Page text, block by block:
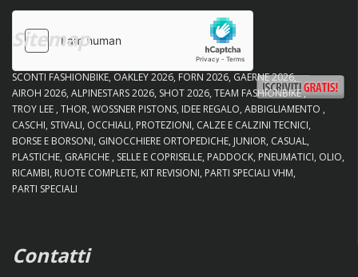
Sitemap
SCONTI FASHIONBIKE OAKLEY 2026 FORN 2026 GAERNE 2026
AIROH 2026 ALPINESTARS 2026 SHOT 2026 TEAM FASHIONBIKE
TROY LEE THOR WOSSNER PISTONS IDEE REGALO ABBIGLIAMENTO
CASCHI STIVALI OCCHIALI PROTEZIONI CALZE E CALZINI TECNICI
BORSE E BORSONI GINOCCHIERE ORTOPEDICHE JUNIOR CASUAL
PLASTICHE GRAFICHE SELLE E COPRISELLE PADDOCK PNEUMATICI OLIO
RICAMBI RUOTE COMPLETE KIT REVISIONI PARTI SPECIALI VHM
PARTI SPECIALI
Contatti